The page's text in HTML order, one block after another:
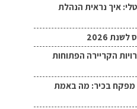
איך נראית הנהלת
הקריירה הפתוחות
מפקח בכיר: מה באמת